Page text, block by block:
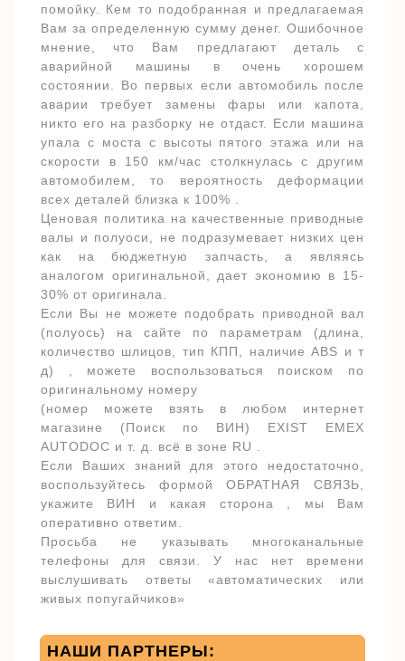
НАШИ ПАРТНЕРЫ:
помойку. Кем то подобранная и предлагаемая
Вам за определенную сумму денег. Ошибочное
мнение, что Вам предлагают деталь с
аварийной машины в очень хорошем
состоянии. Во первых если автомобиль после
аварии требует замены фары или капота,
никто его на разборку не отдаст. Если машина
упала с моста с высоты пятого этажа или на
скорости в 150 км/час столкнулась с другим
автомобилем, то вероятность деформации
всех деталей близка к 100% .
Ценовая политика на качественные приводные
валы и полуоси, не подразумевает низких цен
как на бюджетную запчасть, а являясь
аналогом оригинальной, дает экономию в 15-
30% от оригинала.
Если Вы не можете подобрать приводной вал
(полуось) на сайте по параметрам (длина,
количество шлицов, тип КПП, наличие ABS и т
д) , можете воспользоваться поиском по
оригинальному номеру
(номер можете взять в любом интернет
магазине (Поиск по ВИН) EXIST EMEX
AUTODOC и т. д. всё в зоне RU .
Если Ваших знаний для этого недостаточно,
воспользуйтесь формой ОБРАТНАЯ СВЯЗЬ,
укажите ВИН и какая сторона , мы Вам
оперативно ответим.
Просьба не указывать многоканальные
телефоны для связи. У нас нет времени
выслушивать ответы «автоматических или
живых попугайчиков»